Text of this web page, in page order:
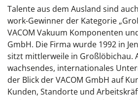
Talente aus dem Ausland sind
work-Gewinner der Kategorie
VACOM Vakuum Komponenten
GmbH. Die Firma wurde 1992 in
sitzt mittlerweile in Großlöbichau.
wachsendes, internationales
der Blick der VACOM GmbH auf
Kunden, Standorte und